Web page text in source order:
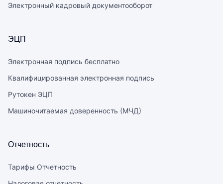
Электронный кадровый документооборот
ЭЦП
Электронная подпись бесплатно
Квалифицированная электронная подпись
Рутокен ЭЦП
Машиночитаемая доверенность (МЧД)
Отчетность
Тарифы Отчетность